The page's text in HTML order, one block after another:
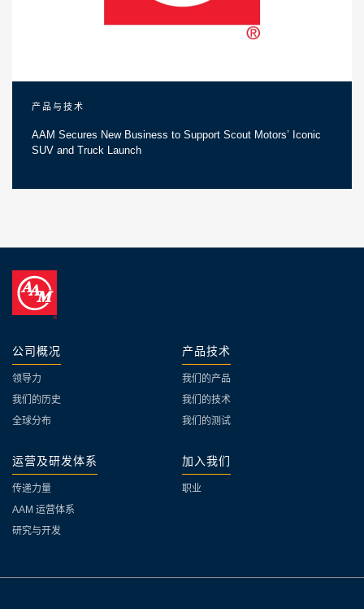
产品与技术
AAM Secures New Business to Support Scout Motors’ Iconic
SUV and Truck Launch
公司概况
领导力
我们的历史
全球分布
产品技术
我们的产品
我们的技术
我们的测试
运营及研发体系
传递力量
AAM 运营体系
研究与开发
加入我们
职业